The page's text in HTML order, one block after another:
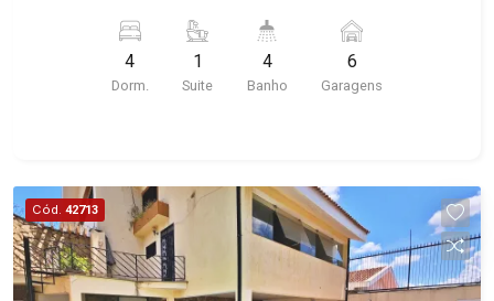
imóvel que a Martinelli Imobiliária selecionou
para você: - 500m² de área terreno e 350m² de
área construída - 4 dormitórios com armários
gourmet com churrasqueira - Piscina - Sauna -
Vestiário - Quintal - Corredor lateral - Paisagismo
- Alarme - Cerca elétrica - 6 vagas Martinelli
Imobiliária - excelência absoluta no mercado
4
Dorm.
1
Suite
4
Banho
6
Garagens
Cód. 42713